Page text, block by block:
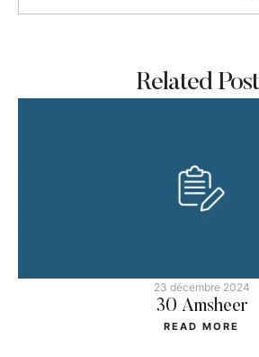
Related
23 décembre 2024
30 Amsheer
READ MORE